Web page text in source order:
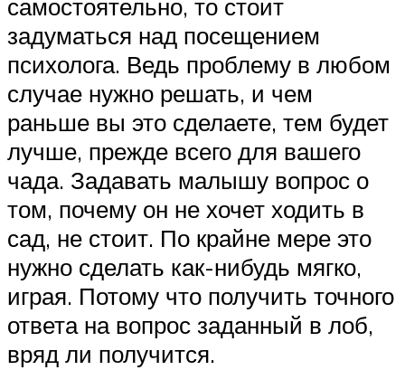
самостоятельно, то стоит
задуматься над посещением
психолога. Ведь проблему в любом
случае нужно решать, и чем
раньше вы это сделаете, тем будет
лучше, прежде всего для вашего
чада. Задавать малышу вопрос о
том, почему он не хочет ходить в
сад, не стоит. По крайне мере это
нужно сделать как-нибудь мягко,
играя. Потому что получить точного
ответа на вопрос заданный в лоб,
вряд ли получится.